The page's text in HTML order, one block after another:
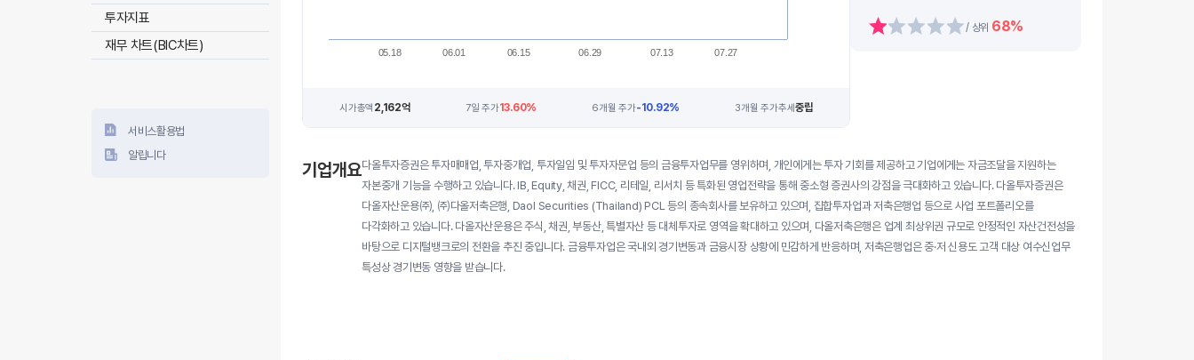
투자지표
재무 차트(BIC차트)
서비스활용법
알립니다
05.18 06.01 06.15 06.29 07.13 07.27
시가총액 2,162억 7일 주가13.60% 6개월 주가-10.92% 3개월 주가추세중립
/ 상위 68%
기업개요다올투자증권은 투자매매업, 투자중개업, 투자일임 및 투자자문업 등의 금융투자업무를 영위하며, 개인에게는 투자 기회를 제공하고 기업에게는 자금조달을 지원하는
자본중개 기능을 수행하고 있습니다. IB, Equity, 채권, FICC, 리테일, 리서치 등 특화된 영업전략을 통해 중소형 증권사의 강점을 극대화하고 있습니다. 다올투자증권은
다올자산운용㈜, ㈜다올저축은행, Daol Securities (Thailand) PCL 등의 종속회사를 보유하고 있으며, 집합투자업과 저축은행업 등으로 사업 포트폴리오를
다각화하고 있습니다. 다올자산운용은 주식, 채권, 부동산, 특별자산 등 대체투자로 영역을 확대하고 있으며, 다올저축은행은 업계 최상위권 규모로 안정적인 자산건전성을
바탕으로 디지털뱅크로의 전환을 추진 중입니다. 금융투자업은 국내외 경기변동과 금융시장 상황에 민감하게 반응하며, 저축은행업은 중·저 신용도 고객 대상 여수신업무
특성상 경기변동 영향을 받습니다.